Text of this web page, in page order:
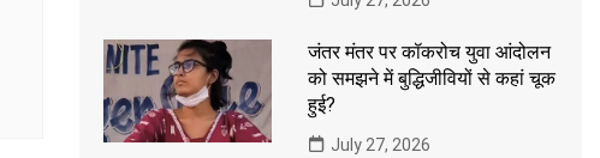
जंतर मंतर पर कॉकरोच युवा आंदोलन
को समझने में बुद्धिजीवियों से कहां चूक
हुई?
July 27, 2026